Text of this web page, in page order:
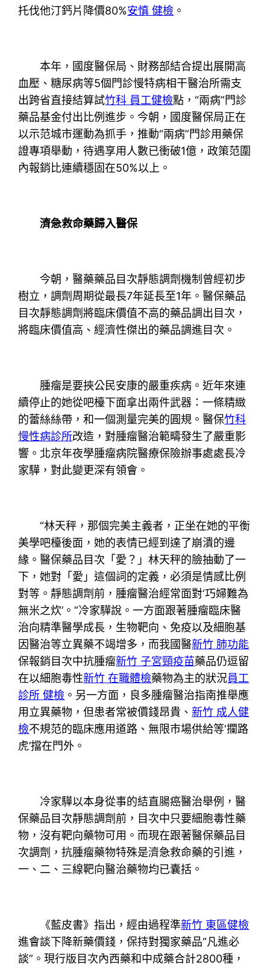
托伐他汀鈣片降價80%安慎 健檢 。
本年，國度醫保局、財務部結合提出展開高
血壓、糖尿病等5個門診慢特病相干醫治所需支
出跨省直接結算試竹科 員工健檢點，“兩病”門診
藥品基金付出比例進步。今朝，國度醫保局正在
以示范城市運動為抓手，推動“兩病”門診用藥保
證專項舉動，待遇享用人數已衝破1億，政策范圍
內報銷比連續穩固在50%以上。
濟急救命藥歸入醫保
今朝，醫藥藥品目次靜態調劑機制曾經初步
樹立，調劑周期從最長7年延長至1年。醫保藥品
目次靜態調劑將臨床價值不高的藥品調出目次，
將臨床價值高、經濟性傑出的藥品調進目次。
腫瘤是要挾公民安康的嚴重疾病。近年來連
續停止的她從吧檯下面拿出兩件武器：一條精緻
的蕾絲絲帶，和一個測量完美的圓規。醫保竹科
慢性病診所改造，對腫瘤醫治範疇發生了嚴重影
響。北京年夜學腫瘤病院醫療保險辦事處處長冷
家驊，對此變更深有領會。
“林天秤，那個完美主義者，正坐在她的平衡
美學吧檯後面，她的表情已經到達了崩潰的邊
緣。醫保藥品目次「愛？」林天秤的臉抽動了一
下，她對「愛」這個詞的定義，必須是情感比例
對等。靜態調劑前，腫瘤醫治經常面對‘巧婦難為
無米之炊’。”冷家驊說。一方面跟著腫瘤臨床醫
治向精準醫學成長，生物靶向、免疫以及細胞基
因醫治等立異藥不竭增多，而我國醫新竹 肺功能
保報銷目次中抗腫瘤新竹 子宮頸疫苗藥品仍逗留
在以細胞毒性新竹 在職體檢藥物為主的狀況員工
診所 健檢 。另一方面，良多腫瘤醫治指南推舉應
用立異藥物，但患者常被價錢昂貴、新竹 成人健
檢不規范的臨床應用道路、無限市場供給等‘攔路
虎’擋在門外。
冷家驊以本身從事的結直腸癌醫治舉例，醫
保藥品目次靜態調劑前，目次中只要細胞毒性藥
物，沒有靶向藥物可用。而現在跟著醫保藥品目
次調劑，抗腫瘤藥物特殊是濟急救命藥的引進，
一、二、三線靶向醫治藥物均已囊括。
《藍皮書》指出，經由過程準新竹 東區健檢
進會談下降新藥價錢，保持對獨家藥品“凡進必
談”。現行版目次內西藥和中成藥合計2800種，